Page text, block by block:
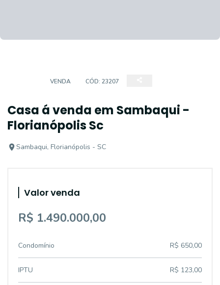
VENDA CÓD: 23207
Casa á venda em Sambaqui -
Florianópolis Sc
Sambaqui, Florianópolis - SC
Valor venda
R$ 1.490.000,00
Condomínio R$ 650,00
IPTU R$ 123,00